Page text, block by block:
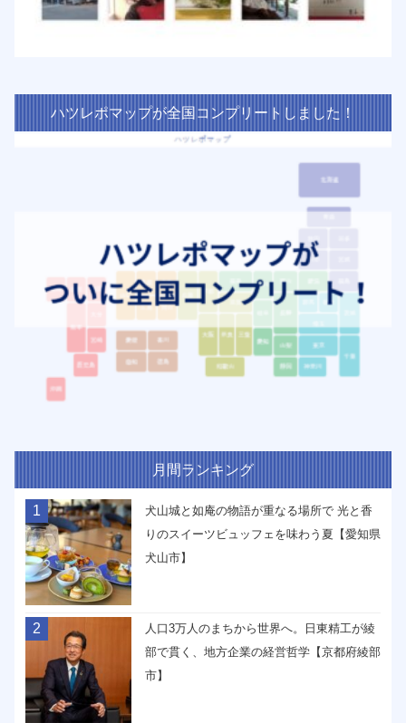
ハツレポマップが全国コンプリートしました！
月間ランキング
1
犬山城と如庵の物語が重なる場所で 光と香
りのスイーツビュッフェを味わう夏【愛知県
犬山市】
2
人口3万人のまちから世界へ。日東精工が綾
部で貫く、地方企業の経営哲学【京都府綾部
市】